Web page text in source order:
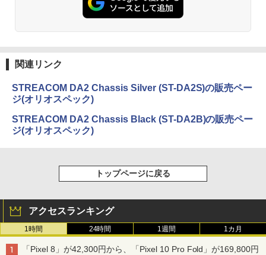
関連リンク
STREACOM DA2 Chassis Silver (ST-DA2S)の販売ペー
ジ(オリオスペック)
STREACOM DA2 Chassis Black (ST-DA2B)の販売ペー
ジ(オリオスペック)
トップページに戻る
アクセスランキング
1時間 24時間 1週間 1カ月
「Pixel 8」が42,300円から、「Pixel 10 Pro Fold」が169,800円